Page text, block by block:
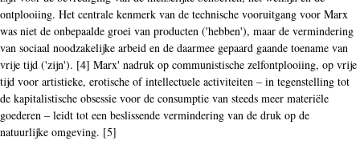
ontplooiing. Het centrale kenmerk van de technische vooruitgang voor Marx
was niet de onbepaalde groei van producten ('hebben'), maar de vermindering
van sociaal noodzakelijke arbeid en de daarmee gepaard gaande toename van
vrije tijd ('zijn'). [4] Marx' nadruk op communistische zelfontplooiing, op vrije
tijd voor artistieke, erotische of intellectuele activiteiten – in tegenstelling tot
de kapitalistische obsessie voor de consumptie van steeds meer materiële
goederen – leidt tot een beslissende vermindering van de druk op de
natuurlijke omgeving. [5]